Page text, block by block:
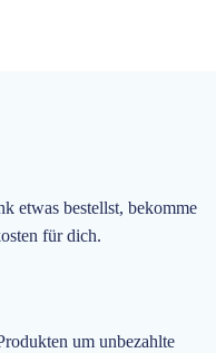
etwas bestellst, bekomme
für dich.
um unbezahlte